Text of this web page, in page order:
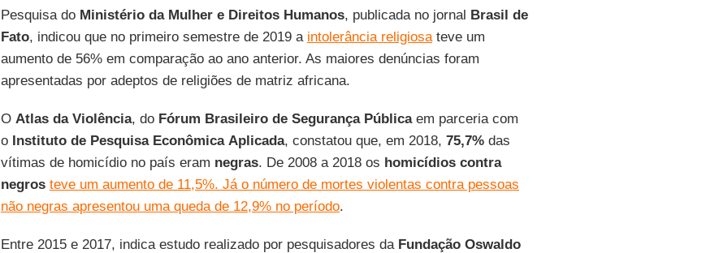
Pesquisa do Ministério da Mulher e Direitos Humanos, publicada no jornal Brasil de
Fato, indicou que no primeiro semestre de 2019 a intolerância religiosateve um
aumento de 56% em comparação ao ano anterior. As maiores denúncias foram
apresentadas por adeptos de religiões de matriz africana.
O Atlas da Violência, do Fórum Brasileiro de Segurança Públicaem parceria com
o Instituto de Pesquisa Econômica Aplicada, constatou que, em 2018, 75,7%das
vítimas de homicídio no país eram negras. De 2008 a 2018 os homicídios contra
negros teve um aumento de 11,5%. Já o número de mortes violentas contra pessoas
não negras apresentou uma queda de 12,9% no período.
Entre 2015 e 2017, indica estudo realizado por pesquisadores da Fundação Oswaldo